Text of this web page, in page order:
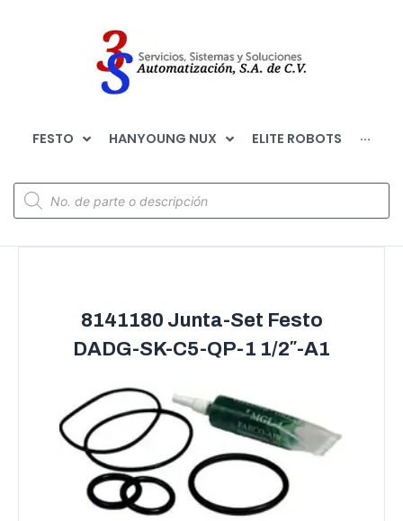
FESTO HANYOUNG NUX ELITE ROBOTS ···
8141180 Junta-Set Festo
DADG-SK-C5-QP-1 1/2″-A1